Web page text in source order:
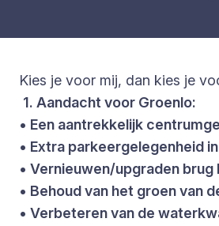
Kies je voor mij, dan kies je
1. Aandacht voor Groenlo:
• Een aantrekkelijk
• Extra parkeergelegenheid
• Vernieuwen/upgraden
• Behoud van het groen van
• Verbeteren van de